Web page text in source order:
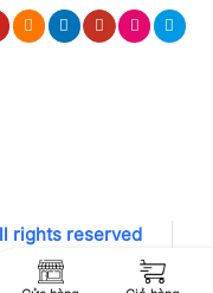
rights reserved